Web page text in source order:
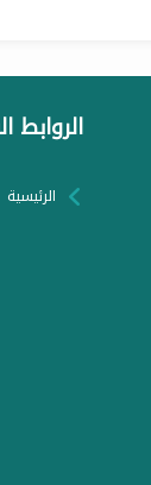
الروابط
الرئيسية